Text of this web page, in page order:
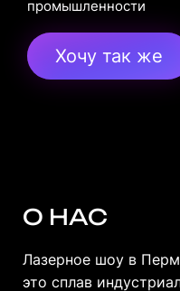
промышленности
Хочу так же
О НАС
Лазерное шоу в
это сплав